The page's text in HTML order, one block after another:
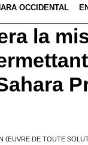
OCCIDENTAL
la
ŒUVRE DE TOUTE